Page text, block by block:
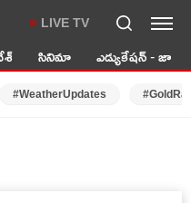
LIVE TV
సినిమా ఎడ్యుకేషన్ - జాబ్స్
#WeatherUpdates